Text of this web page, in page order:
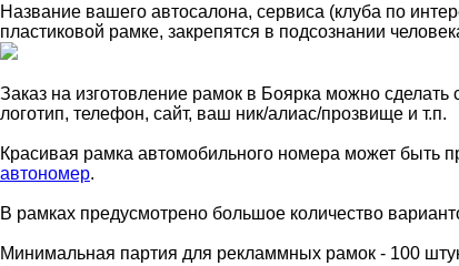
Название вашего автосалона, сервиса (клуба по
пластиковой рамке, закрепятся в подсознании
Заказ на изготовление рамок в Боярка можно
логотип, телефон, сайт, ваш ник/алиас/прозвище и т.п.
Красивая рамка автомобильного номера может быть
автономер.
В рамках предусмотрено большое количество
Минимальная партия для рекламмных рамок - 100